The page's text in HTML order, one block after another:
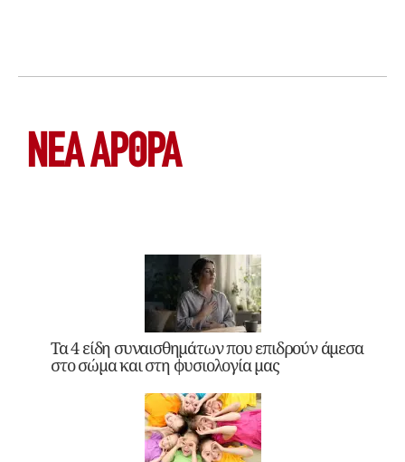
ΝΕΑ ΆΡΘΡΑ
Τα 4 είδη συναισθημάτων που επιδρούν άμεσα
στο σώμα και στη φυσιολογία μας